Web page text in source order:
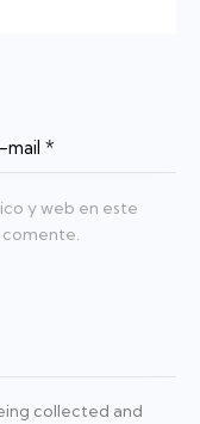
y web en este
comente.
collected and